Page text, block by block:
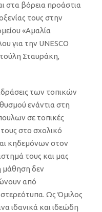
στα βόρεια προάστια
τους στην
«Αμαλία
για την UNESCO
Σταυράκη,
των τοπικών
ενάντια στη
σε τοπικές
στο σχολικό
κηδεμόνων στον
τους και μας
μάθηση δεν
από
. Ως Όμιλος
ιδανικά και ιδεώδη